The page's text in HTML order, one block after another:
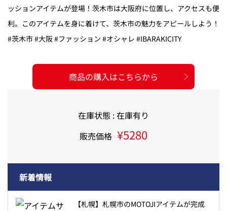
新着情報
【札幌】札幌市のMOTOJIアイテムが完成
ッションアイテムが登場！茨木市は大阪府に位置し、アクセスも便
利。このアイテムを身に着けて、茨木市の魅力をアピールしよう！
#茨木市 #大阪 #ファッション #オシャレ #IBARAKICITY
商品の購入はこちらから
在庫状態 : 在庫有り
販売価格 ¥5280